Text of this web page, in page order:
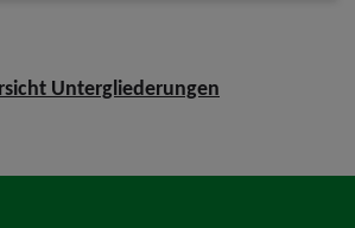
Untergliederungen